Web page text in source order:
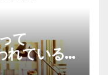
て
れている
にユーザ